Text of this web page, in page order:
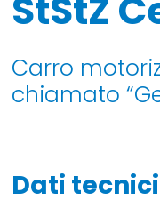
StStZ
Carro
chiamato
Dati tecnici